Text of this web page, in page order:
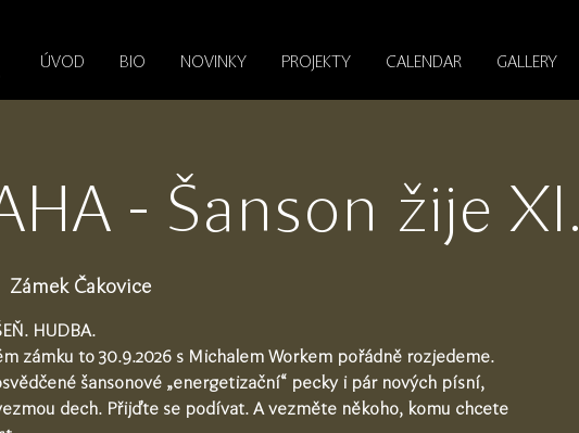
ÚVOD BIO NOVINKY PROJEKTY CALENDAR GALLERY
- Šanson žije XI.
Zámek Čakovice
HUDBA.
zámku to 30.9.2026 s Michalem Workem pořádně rozjedeme.
šansonové „energetizační“ pecky i pár nových písní,
dech. Přijďte se podívat. A vezměte někoho, komu chcete